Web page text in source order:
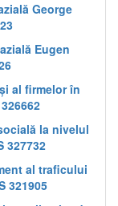
George
Eugen
al firmelor în
la nivelul
327732
al traficului
321905